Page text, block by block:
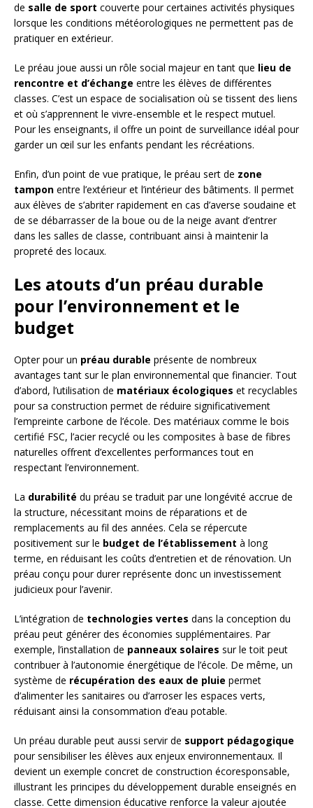
de salle de sport couverte pour certaines activités physiques
lorsque les conditions météorologiques ne permettent pas de
pratiquer en extérieur.
Le préau joue aussi un rôle social majeur en tant que lieu de
rencontre et d’échange entre les élèves de différentes
classes. C’est un espace de socialisation où se tissent des liens
et où s’apprennent le vivre-ensemble et le respect mutuel.
Pour les enseignants, il offre un point de surveillance idéal pour
garder un œil sur les enfants pendant les récréations.
Enfin, d’un point de vue pratique, le préau sert de zone
tampon entre l’extérieur et l’intérieur des bâtiments. Il permet
aux élèves de s’abriter rapidement en cas d’averse soudaine et
de se débarrasser de la boue ou de la neige avant d’entrer
dans les salles de classe, contribuant ainsi à maintenir la
propreté des locaux.
Les atouts d’un préau durable
pour l’environnement et le
budget
Opter pour un préau durable présente de nombreux
avantages tant sur le plan environnemental que financier. Tout
d’abord, l’utilisation de matériaux écologiques et recyclables
pour sa construction permet de réduire significativement
l’empreinte carbone de l’école. Des matériaux comme le bois
certifié FSC, l’acier recyclé ou les composites à base de fibres
naturelles offrent d’excellentes performances tout en
respectant l’environnement.
La durabilité du préau se traduit par une longévité accrue de
la structure, nécessitant moins de réparations et de
remplacements au fil des années. Cela se répercute
positivement sur le budget de l’établissement à long
terme, en réduisant les coûts d’entretien et de rénovation. Un
préau conçu pour durer représente donc un investissement
judicieux pour l’avenir.
L’intégration de technologies vertes dans la conception du
préau peut générer des économies supplémentaires. Par
exemple, l’installation de panneaux solaires sur le toit peut
contribuer à l’autonomie énergétique de l’école. De même, un
système de récupération des eaux de pluie permet
d’alimenter les sanitaires ou d’arroser les espaces verts,
réduisant ainsi la consommation d’eau potable.
Un préau durable peut aussi servir de support pédagogique
pour sensibiliser les élèves aux enjeux environnementaux. Il
devient un exemple concret de construction écoresponsable,
illustrant les principes du développement durable enseignés en
classe. Cette dimension éducative renforce la valeur ajoutée